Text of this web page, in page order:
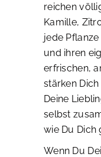
reichen
Kamille,
jede
und ihren
erfrischen,
stärken
Deine
selbst
wie Du Dich
Wenn Du